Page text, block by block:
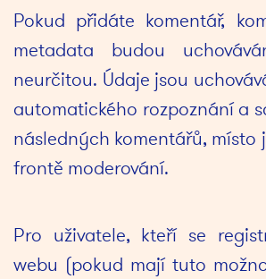
Pokud přidáte komentář,
metadata budou
neurčitou. Údaje jsou
automatického rozpoznání a
následných komentářů, místo
frontě moderování.
Pro uživatele, kteří se
webu (pokud mají tuto